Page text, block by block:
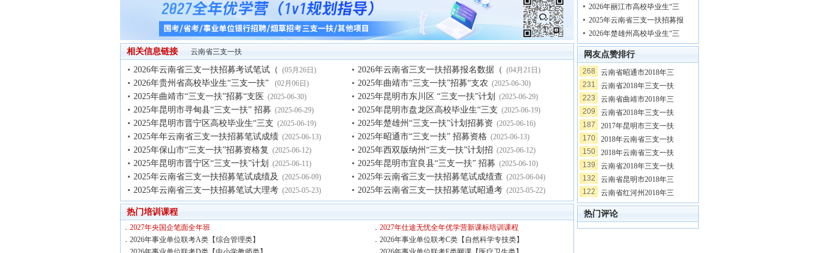
相关信息链接 云南省三支一扶
2026年云南省三支一扶招募考试笔试（ (05月26日)
2026年贵州省高校毕业生“三支一扶” (02月06日)
2025年曲靖市“三支一扶”招募“支医 (2025-06-30)
2025年昆明市寻甸县“三支一扶” 招募 (2025-06-29)
2025年昆明市晋宁区高校毕业生“三支 (2025-06-19)
2025年年云南省三支一扶招募笔试成绩 (2025-06-13)
2025年保山市“三支一扶”招募资格复 (2025-06-12)
2025年昆明市晋宁区“三支一扶”计划 (2025-06-11)
2025年云南省三支一扶招募笔试成绩及 (2025-06-09)
2025年云南省三支一扶招募笔试大理考 (2025-05-23)
2026年云南省三支一扶招募报名数据（ (04月21日)
2025年曲靖市“三支一扶”招募“支农 (2025-06-30)
2025年昆明市东川区 “三支一扶”计划 (2025-06-29)
2025年昆明市盘龙区高校毕业生“三支 (2025-06-19)
2025年楚雄州“三支一扶”计划招募资 (2025-06-16)
2025年昭通市“三支一扶” 招募资格 (2025-06-13)
2025年西双版纳州“三支一扶”计划招 (2025-06-12)
2025年昆明市宜良县“三支一扶” 招募 (2025-06-10)
2025年云南省三支一扶招募笔试成绩查 (2025-06-04)
2025年云南省三支一扶招募笔试昭通考 (2025-05-22)
热门培训课程
． 2027年央国企笔面全年班 ． 2027年仕途无忧全年优学营新课标培训课程
． 2026年事业单位联考A类【综合管理类】 ． 2026年事业单位联考C类【自然科学专技类】
2026年丽江市高校毕业生“三
2025年云南省三支一扶招募报
2026年楚雄州高校毕业生“三
网友点赞排行
268
云南省昭通市2018年三
231
云南省2018年三支一扶
223
云南省曲靖市2018年三
209
云南省2018年三支一扶
187
2017年昆明市三支一扶
170
2018年云南省三支一扶
150
2018年云南省三支一扶
139
云南省2018年三支一扶
132
云南省昆明市2018年三
122
云南省红河州2018年三
热门评论